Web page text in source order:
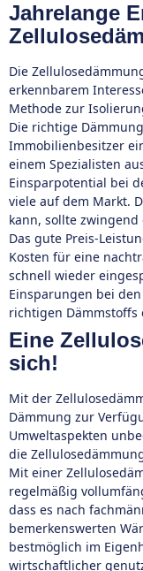
Jahrelange
Die
erkennbarem
Methode zur
Die richtige
Immobilienbesitzer
einem Spezialisten
Einsparpotential bei
viele auf dem Markt.
kann, sollte
Das gute Preis-
Kosten für eine
schnell wieder
Einsparungen bei
richtigen
Eine
sich!
Mit der
Dämmung zur
Umweltaspekten
die
Mit einer
regelmäßig
dass es nach
bemerkenswerten
bestmöglich im
wirtschaftlicher